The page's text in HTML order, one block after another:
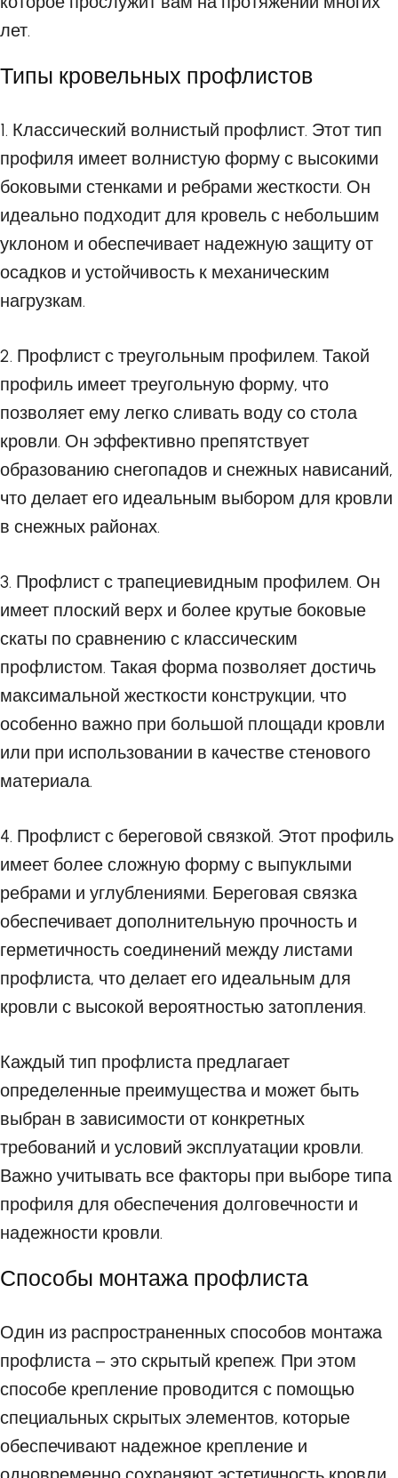
лет.
Типы кровельных профлистов
1. Классический волнистый профлист. Этот тип
профиля имеет волнистую форму с высокими
боковыми стенками и ребрами жесткости. Он
идеально подходит для кровель с небольшим
уклоном и обеспечивает надежную защиту от
осадков и устойчивость к механическим
нагрузкам.
2. Профлист с треугольным профилем. Такой
профиль имеет треугольную форму, что
позволяет ему легко сливать воду со стола
кровли. Он эффективно препятствует
образованию снегопадов и снежных нависаний,
что делает его идеальным выбором для кровли
в снежных районах.
3. Профлист с трапециевидным профилем. Он
имеет плоский верх и более крутые боковые
скаты по сравнению с классическим
профлистом. Такая форма позволяет достичь
максимальной жесткости конструкции, что
особенно важно при большой площади кровли
или при использовании в качестве стенового
материала.
4. Профлист с береговой связкой. Этот профиль
имеет более сложную форму с выпуклыми
ребрами и углублениями. Береговая связка
обеспечивает дополнительную прочность и
герметичность соединений между листами
профлиста, что делает его идеальным для
кровли с высокой вероятностью затопления.
Каждый тип профлиста предлагает
определенные преимущества и может быть
выбран в зависимости от конкретных
требований и условий эксплуатации кровли.
Важно учитывать все факторы при выборе типа
профиля для обеспечения долговечности и
надежности кровли.
Способы монтажа профлиста
Один из распространенных способов монтажа
профлиста – это скрытый крепеж. При этом
способе крепление проводится с помощью
специальных скрытых элементов, которые
обеспечивают надежное крепление и